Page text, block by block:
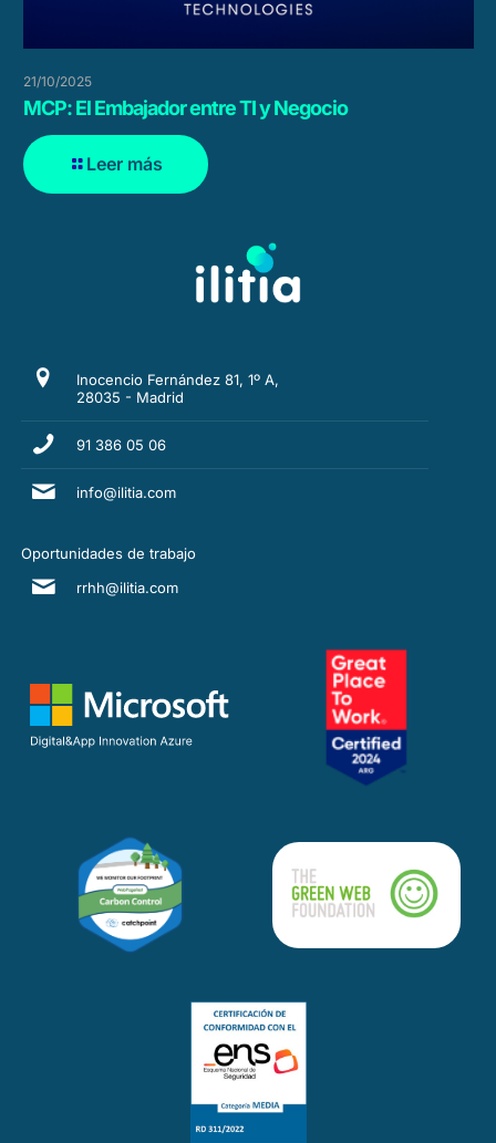
21/10/2025
MCP: El Embajador entre TI y Negocio
Leer más
Inocencio Fernández 81, 1º A,
28035 - Madrid
91 386 05 06
info@ilitia.com
Oportunidades de trabajo
rrhh@ilitia.com